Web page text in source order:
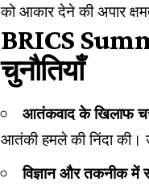
को आकार देने की अपार
BRICS
चुनौतियाँ
आतंकवाद के खिलाफ
आतंकी हमले की निंदा की।
विज्ञान और तकनीक में